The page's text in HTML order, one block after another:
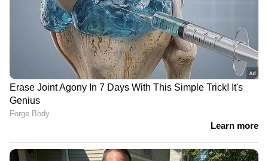
രാജു ഏബ്രഹാം
മുഖ്യമന്ത്രിയെ വാട്‌സാപ്പ് ഗ്രൂപ്പില്‍
അധിക്ഷേപിച്ചെന്ന് പരാതി; കാലടി
സ്വദേശിക്കെതിരെ
കേസ്|Ernakulam
കല്യാൺ സിൽക്സ് ഇനി
ആലപ്പുഴയിലും; ച‍ടങ്ങ് സുരേഷ്
ഗോപി ഉദ്ഘാടനം ചെയ്തു | Kalyan